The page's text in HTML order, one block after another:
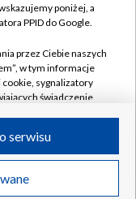
likwidacji
poniżej, a
PPID do Google.
przez Ciebie naszych
w tym informacje
cookie, sygnalizatory
świadczenie
przez Ciebie
IP, identyfikatory
serwisu